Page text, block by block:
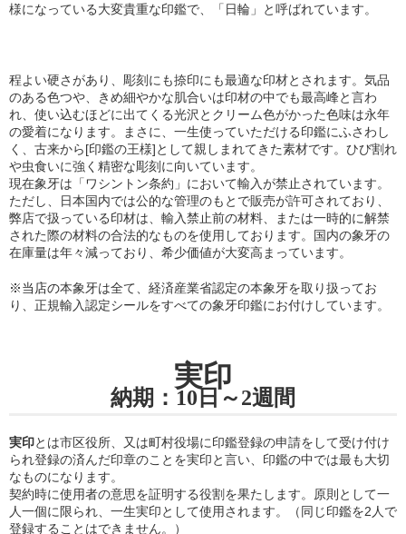
様になっている大変貴重な印鑑で、「日輪」と呼ばれています。
程よい硬さがあり、彫刻にも捺印にも最適な印材とされます。気品
のある色つや、きめ細やかな肌合いは印材の中でも最高峰と言わ
れ、使い込むほどに出てくる光沢とクリーム色がかった色味は永年
の愛着になります。まさに、一生使っていただける印鑑にふさわし
く、古来から[印鑑の王様]として親しまれてきた素材です。ひび割れ
や虫食いに強く精密な彫刻に向いています。
現在象牙は「ワシントン条約」において輸入が禁止されています。
ただし、日本国内では公的な管理のもとで販売が許可されており、
弊店で扱っている印材は、輸入禁止前の材料、または一時的に解禁
された際の材料の合法的なものを使用しております。国内の象牙の
在庫量は年々減っており、希少価値が大変高まっています。
※当店の本象牙は全て、経済産業省認定の本象牙を取り扱ってお
り
、正規輸入認定シールをすべての象牙印鑑にお付けしています。
実印
納期：10日～2週間
実印とは市区役所、又は町村役場に印鑑登録の申請をして受け付け
られ登録の済んだ印章のことを実印と言い、印鑑の中では最も大切
なものになります。
契約時に使用者の意思を証明する役割を果たします。原則として一
人一個に限られ、一生実印として使用されます。（同じ印鑑を2人で
登録することはできません。）